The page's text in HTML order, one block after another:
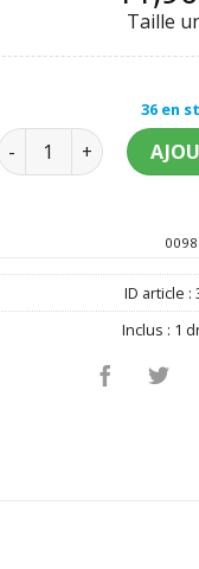
Taille
36 en
quantité de Drapeau
ID article :
Inclus : 1